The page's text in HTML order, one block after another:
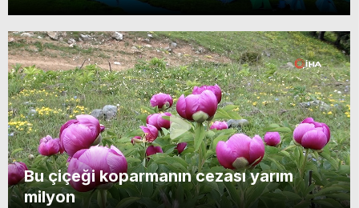
Bu çiçeği koparmanın cezası yarım
milyon